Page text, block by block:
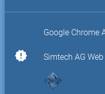
new_releases
Google Chrome
Simtech AG